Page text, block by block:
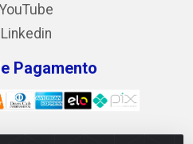
YouTube
Linkedin
Pagamento